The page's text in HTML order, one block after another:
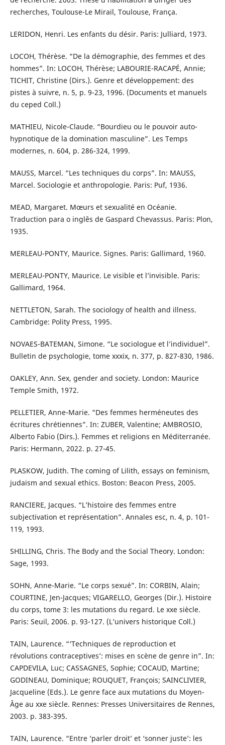
recherches, Toulouse-Le Mirail, Toulouse, França.
LERIDON, Henri. Les enfants du désir. Paris: Julliard, 1973.
LOCOH, Thérèse. “De la démographie, des femmes et des
hommes”. In: LOCOH, Thérèse; LABOURIE-RACAPÉ, Annie;
TICHIT, Christine (Dirs.). Genre et développement: des
pistes à suivre, n. 5, p. 9-23, 1996. (Documents et manuels
du ceped Coll.)
MATHIEU, Nicole-Claude. “Bourdieu ou le pouvoir auto-
hypnotique de la domination masculine”. Les Temps
modernes, n. 604, p. 286-324, 1999.
MAUSS, Marcel. “Les techniques du corps”. In: MAUSS,
Marcel. Sociologie et anthropologie. Paris: Puf, 1936.
MEAD, Margaret. Mœurs et sexualité en Océanie.
Traduction para o inglês de Gaspard Chevassus. Paris: Plon,
1935.
MERLEAU-PONTY, Maurice. Signes. Paris: Gallimard, 1960.
MERLEAU-PONTY, Maurice. Le visible et l’invisible. Paris:
Gallimard, 1964.
NETTLETON, Sarah. The sociology of health and illness.
Cambridge: Polity Press, 1995.
NOVAES-BATEMAN, Simone. “Le sociologue et l’individuel”.
Bulletin de psychologie, tome xxxix, n. 377, p. 827-830, 1986.
OAKLEY, Ann. Sex, gender and society. London: Maurice
Temple Smith, 1972.
PELLETIER, Anne-Marie. “Des femmes herméneutes des
écritures chrétiennes”. In: ZUBER, Valentine; AMBROSIO,
Alberto Fabio (Dirs.). Femmes et religions en Méditerranée.
Paris: Hermann, 2022. p. 27-45.
PLASKOW, Judith. The coming of Lilith, essays on feminism,
judaism and sexual ethics. Boston: Beacon Press, 2005.
RANCIERE, Jacques. “L’histoire des femmes entre
subjectivation et représentation”. Annales esc, n. 4, p. 101-
119, 1993.
SHILLING, Chris. The Body and the Social Theory. London:
Sage, 1993.
SOHN, Anne-Marie. “Le corps sexué”. In: CORBIN, Alain;
COURTINE, Jen-Jacques; VIGARELLO, Georges (Dir.). Histoire
du corps, tome 3: les mutations du regard. Le xxe siècle.
Paris: Seuil, 2006. p. 93-127. (L’univers historique Coll.)
TAIN, Laurence. “‘Techniques de reproduction et
révolutions contraceptives’: mises en scène de genre in”. In:
CAPDEVILA, Luc; CASSAGNES, Sophie; COCAUD, Martine;
GODINEAU, Dominique; ROUQUET, François; SAINCLIVIER,
Jacqueline (Eds.). Le genre face aux mutations du Moyen-
Âge au xxe siècle. Rennes: Presses Universitaires de Rennes,
2003. p. 383-395.
TAIN, Laurence. “Entre ‘parler droit’ et ‘sonner juste’: les